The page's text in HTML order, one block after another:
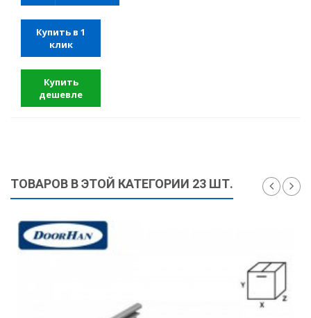
Купить в 1
клик
Купить
дешевле
ТОВАРОВ В ЭТОЙ КАТЕГОРИИ 23 ШТ.